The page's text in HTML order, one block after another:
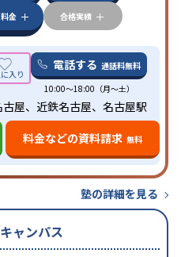
金 合格実績
電話する 通話料無料
10:00～18:00（月～土）
屋、近鉄名古屋、名古屋駅
料金などの資料請求 無料
塾の詳細を見る
ャンパス